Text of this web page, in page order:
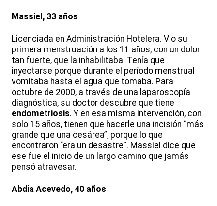
Massiel, 33 años
Licenciada en Administración Hotelera. Vio su
primera menstruación a los 11 años, con un dolor
tan fuerte, que la inhabilitaba. Tenía que
inyectarse porque durante el período menstrual
vomitaba hasta el agua que tomaba. Para
octubre de 2000, a través de una laparoscopía
diagnóstica, su doctor descubre que tiene
endometriosis. Y en esa misma intervención, con
solo 15 años, tienen que hacerle una incisión “más
grande que una cesárea”, porque lo que
encontraron “era un desastre”. Massiel dice que
ese fue el inicio de un largo camino que jamás
pensó atravesar.
Abdia Acevedo, 40 años